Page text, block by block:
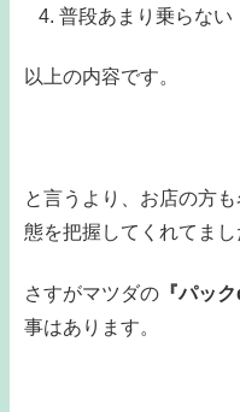
普段あまり乗らない
以上の内容です。
と言うより、お店の方
態を把握してくれてまし
さすがマツダの 『パッ
事はあります。